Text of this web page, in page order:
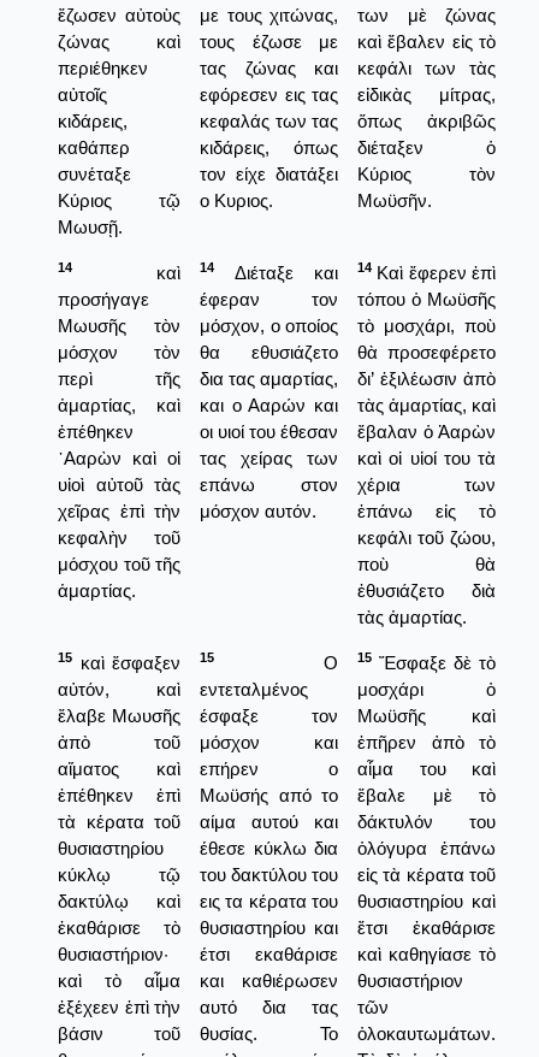
ἔζωσεν αὐτοὺς
ζώνας καὶ
περιέθηκεν
αὐτοῖς
κιδάρεις,
καθάπερ
συνέταξε
Κύριος τῷ
Μωυσῇ.
με τους χιτώνας,
τους έζωσε με
τας ζώνας και
εφόρεσεν εις τας
κεφαλάς των τας
κιδάρεις, όπως
τον είχε διατάξει
ο Κυριος.
των μὲ ζώνας
καὶ ἔβαλεν εἰς τὸ
κεφάλι των τὰς
εἰδικὰς μίτρας,
ὅπως ἀκριβῶς
διέταξεν ὁ
Κύριος τὸν
Μωϋσῆν.
14
καὶ
προσήγαγε
Μωυσῆς τὸν
μόσχον τὸν
περὶ τῆς
ἁμαρτίας, καὶ
ἐπέθηκεν
᾿Ααρὼν καὶ οἱ
υἱοὶ αὐτοῦ τὰς
χεῖρας ἐπὶ τὴν
κεφαλὴν τοῦ
μόσχου τοῦ τῆς
ἁμαρτίας.
14
Διέταξε και
έφεραν τον
μόσχον, ο οποίος
θα εθυσιάζετο
δια τας αμαρτίας,
και ο Ααρών και
οι υιοί του έθεσαν
τας χείρας των
επάνω στον
μόσχον αυτόν.
14 Καὶ ἔφερεν ἐπὶ
τόπου ὁ Μωϋσῆς
τὸ μοσχάρι, ποὺ
θὰ προσεφέρετο
δι’ ἐξιλέωσιν ἀπὸ
τὰς ἁμαρτίας, καὶ
ἔβαλαν ὁ Ἀαρὼν
καὶ οἱ υἱοί του τὰ
χέρια των
ἐπάνω εἰς τὸ
κεφάλι τοῦ ζώου,
ποὺ θὰ
ἐθυσιάζετο διὰ
τὰς ἁμαρτίας.
15
καὶ ἔσφαξεν
αὐτόν, καὶ
ἔλαβε Μωυσῆς
ἀπὸ τοῦ
αἵματος καὶ
ἐπέθηκεν ἐπὶ
τὰ κέρατα τοῦ
θυσιαστηρίου
κύκλῳ τῷ
δακτύλῳ καὶ
ἐκαθάρισε τὸ
θυσιαστήριον·
καὶ τὸ αἷμα
ἐξέχεεν ἐπὶ τὴν
βάσιν τοῦ
15
Ο
εντεταλμένος
έσφαξε τον
μόσχον και
επήρεν ο
Μωϋσής από το
αίμα αυτού και
έθεσε κύκλω δια
του δακτύλου του
εις τα κέρατα του
θυσιαστηρίου και
έτσι εκαθάρισε
και καθιέρωσεν
αυτό δια τας
θυσίας. Το
15 Ἔσφαξε δὲ τὸ
μοσχάρι ὁ
Μωϋσῆς καὶ
ἐπῆρεν ἀπὸ τὸ
αἷμα του καὶ
ἔβαλε μὲ τὸ
δάκτυλόν του
ὁλόγυρα ἐπάνω
εἰς τὰ κέρατα τοῦ
θυσιαστηρίου καὶ
ἔτσι ἐκαθάρισε
καὶ καθηγίασε τὸ
θυσιαστήριον
τῶν
ὁλοκαυτωμάτων.